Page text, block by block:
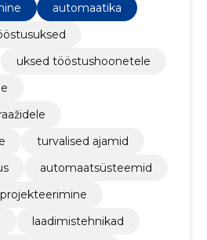
automaatika
uksed tööstushoonetele
turvalised ajamid
automaatsüsteemid
projekteerimine
laadimistehnikad